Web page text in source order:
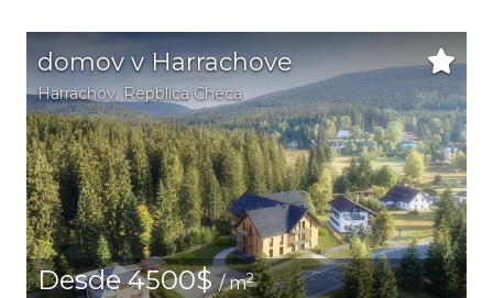
domov v Harrachove
Harrachov, Repblica Checa
Desde 4500$/ m2